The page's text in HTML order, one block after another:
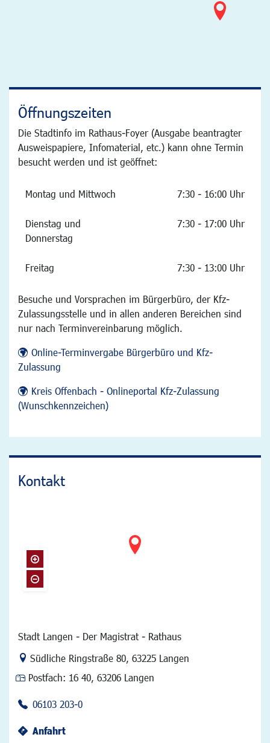
Öffnungszeiten
Die Stadtinfo im Rathaus-Foyer (Ausgabe beantragter
Ausweispapiere, Infomaterial, etc.) kann ohne Termin
besucht werden und ist geöffnet:
Montag und Mittwoch 7:30 - 16:00 Uhr
Dienstag und
Donnerstag
7:30 - 17:00 Uhr
Freitag 7:30 - 13:00 Uhr
Besuche und Vorsprachen im Bürgerbüro, der Kfz-
Zulassungsstelle und in allen anderen Bereichen sind
nur nach Terminvereinbarung möglich.
Online-Terminvergabe Bürgerbüro und Kfz-
Zulassung
Kreis Offenbach - Onlineportal Kfz-Zulassung
(Wunschkennzeichen)
Kontakt
Stadt Langen - Der Magistrat - Rathaus
Link zur Google-Maps Navigation
Südliche Ringstraße 80, 63225 Langen
Postfach: 16 40, 63206 Langen
06103 203-0
Anfahrt